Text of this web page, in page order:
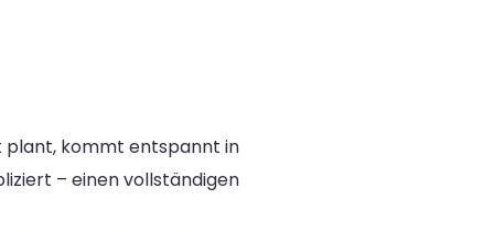
plant, kommt entspannt in
– einen vollständigen